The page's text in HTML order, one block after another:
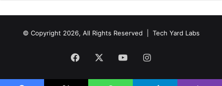
© Copyright 2026, All Rights Reserved | Tech Yard Labs
Facebook YouTubeInstagram